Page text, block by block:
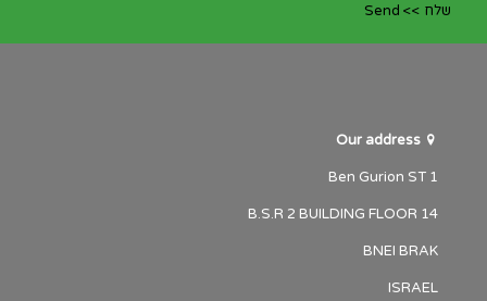
שלח >> Send
1 Ben Gurion ST
B.S.R 2 BUILDING FLOOR 14
BNEI BRAK
ISRAEL